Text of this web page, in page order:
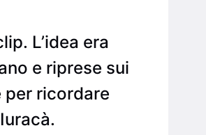
L’idea era
e riprese sui
per ricordare